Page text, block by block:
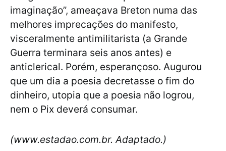
imaginação”, ameaçava Breton numa das
melhores imprecações do manifesto,
visceralmente antimilitarista (a Grande
Guerra terminara seis anos antes) e
anticlerical. Porém, esperançoso. Augurou
que um dia a poesia decretasse o fim do
dinheiro, utopia que a poesia não logrou,
nem o Pix deverá consumar.
(www.estadao.com.br. Adaptado.)